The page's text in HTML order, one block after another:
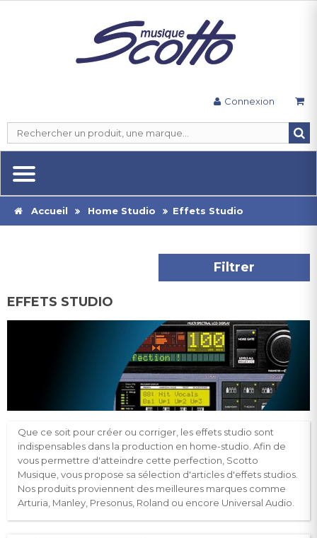
Connexion
Accueil Home Studio Effets Studio
Filtrer
EFFETS STUDIO
Que ce soit pour créer ou corriger, les effets studio sont
indispensables dans la production en home-studio. Afin de
vous permettre d'atteindre cette perfection, Scotto
Musique, vous propose sa sélection d'articles d'effets studios.
Nos produits proviennent des meilleures marques comme
Arturia, Manley, Presonus, Roland ou encore Universal Audio.